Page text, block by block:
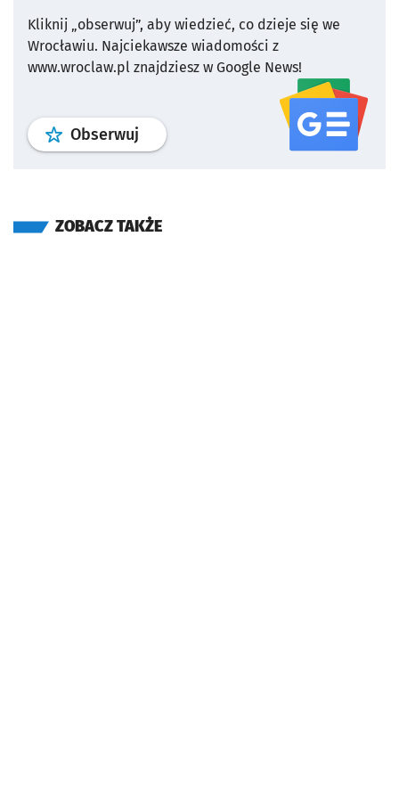
Kliknij „obserwuj”, aby wiedzieć, co dzieje się we
Wrocławiu. Najciekawsze wiadomości z
www.wroclaw.pl znajdziesz w Google News!
Obserwuj profil serwisu
ZOBACZ TAKŻE